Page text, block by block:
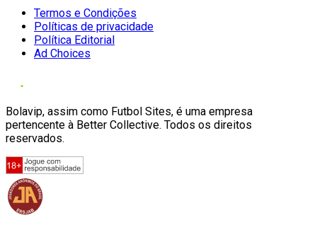
Termos e Condições
Políticas de privacidade
Política Editorial
Ad Choices
Bolavip, assim como Futbol Sites, é uma empresa
pertencente à Better Collective. Todos os direitos
reservados.